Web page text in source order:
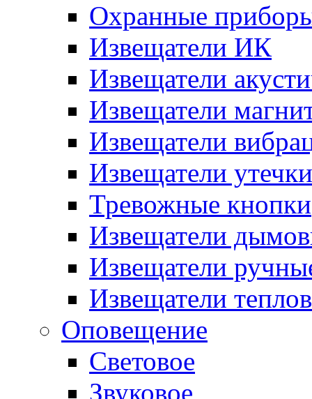
Охранные
Извещатели ИК
Извещатели
Извещатели
Извещатели
Извещатели утечки
Тревожные кнопки
Извещатели
Извещатели
Извещатели
Оповещение
Световое
Звуковое